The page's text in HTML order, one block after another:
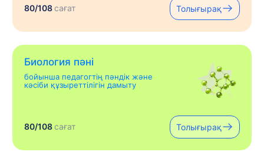
80/108сағат Толығырақ
Биология пәні
бойынша педагогтің пәндік және
кәсіби құзыреттілігін дамыту
80/108сағат Толығырақ